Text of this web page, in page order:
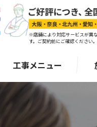
※店舗により対応サービスが異
す。ご契約前にご確認ください。
工事メニュー